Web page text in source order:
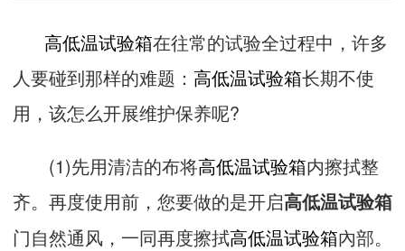
高低温试验箱在往常的试验全过程中，许多
人要碰到那样的难题： 高低温试验箱长期不使
用，该怎么开展维护保养呢?
(1)先用清洁的布将高低温试验箱内擦拭整
齐。再度使用前，您要做的是开启高低温试验箱
门自然通风，一同再度擦拭高低温试验箱內部。